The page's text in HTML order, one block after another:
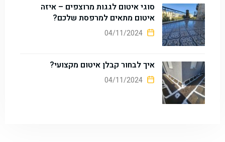
סוגי איטום לגגות מרוצפים – איזה
איטום מתאים למרפסת שלכם?
איך לבחור קבלן איטום מקצועי?